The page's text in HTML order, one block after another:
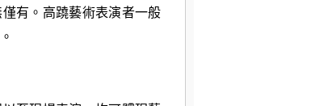
有。高蹺藝術表演者一般